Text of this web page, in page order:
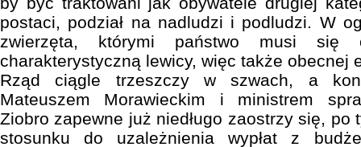
postaci, podział na nadludzi i podludzi. W
zwierzęta, którymi państwo musi się
charakterystyczną lewicy, więc także obecnej
Rząd ciągle trzeszczy w szwach, a
Mateuszem Morawieckim i ministrem
Ziobro zapewne już niedługo zaostrzy się, po
stosunku do uzależnienia wypłat z